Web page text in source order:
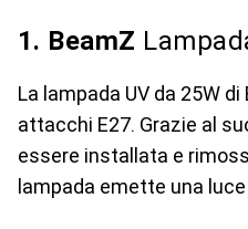
1. BeamZ
La lampada UV da 25W
attacchi E27. Grazie al
essere installata e
lampada emette una luce